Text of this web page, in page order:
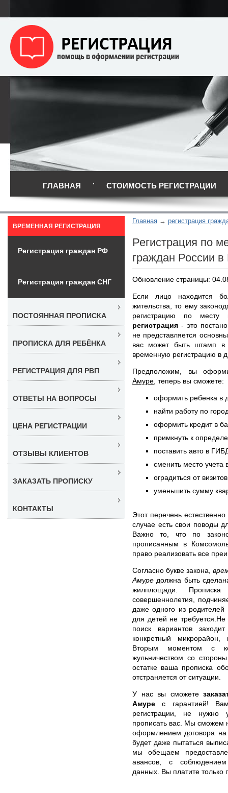
ГЛАВНАЯ СТОИМОСТЬ РЕГИСТРАЦИИ
Главная регистрация
Регистрация по
граждан России
Обновление страницы:
Если лицо находится
жительства, то ему
регистрацию по
регистрация - это
не представляется
вас может быть штамп в
временную регистрацию в
Предположим, вы
Амуре , теперь вы сможете:
оформить ребенка в
найти работу по
оформить кредит в
примкнуть к
поставить авто в
сменить место учета
оградиться от
уменьшить сумму
Этот перечень
случае есть свои поводы
Важно то, что по
прописанным в
право реализовать все
Согласно букве закона,
Амуре должна быть
жилплощади.
совершеннолетия,
даже одного из
для детей не
поиск вариантов
конкретный
Вторым моментом с
жульничеством со
остатке ваша прописка
отстраняется от ситуации.
У нас вы сможете
Амуре с гарантией!
регистрации, не нужно
прописать вас. Мы сможем
оформлением договора на
будет даже пытаться
мы обещаем
авансов, с
данных. Вы платите только
ВРЕМЕННАЯ РЕГИСТРАЦИЯ
Регистрация граждан РФ
Регистрация граждан СНГ
ПОСТОЯННАЯ ПРОПИСКА
ПРОПИСКА ДЛЯ РЕБЁНКА
РЕГИСТРАЦИЯ ДЛЯ РВП
ОТВЕТЫ НА ВОПРОСЫ
ЦЕНА РЕГИСТРАЦИИ
ОТЗЫВЫ КЛИЕНТОВ
ЗАКАЗАТЬ ПРОПИСКУ
КОНТАКТЫ